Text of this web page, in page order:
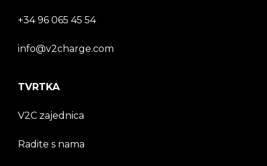
+34 96 065 45 54
info@v2charge.com
TVRTKA
V2C zajednica
Radite s nama